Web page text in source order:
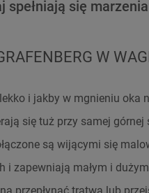
się
W
i jakby w mgnieniu oka
się tuż przy samej
są wijącymi się
i zapewniają małym i